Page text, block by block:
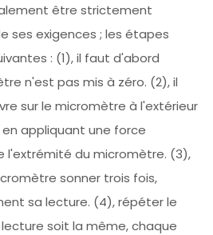
être strictement
ses exigences ; les étapes
: (1), il faut d'abord
n'est pas mis à zéro. (2), il
sur le micromètre à l'extérieur
appliquant une force
l'extrémité du micromètre. (3),
sonner trois fois,
sa lecture. (4), répéter le
soit la même, chaque